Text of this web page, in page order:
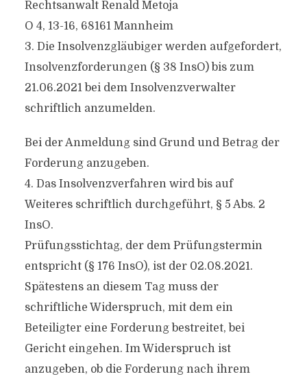
Rechtsanwalt Renald Metoja
O 4, 13-16, 68161 Mannheim
3. Die Insolvenzgläubiger werden aufgefordert,
Insolvenzforderungen (§ 38 InsO) bis zum
21.06.2021 bei dem Insolvenzverwalter
schriftlich anzumelden.
Bei der Anmeldung sind Grund und Betrag der
Forderung anzugeben.
4. Das Insolvenzverfahren wird bis auf
Weiteres schriftlich durchgeführt, § 5 Abs. 2
InsO.
Prüfungsstichtag, der dem Prüfungstermin
entspricht (§ 176 InsO), ist der 02.08.2021.
Spätestens an diesem Tag muss der
schriftliche Widerspruch, mit dem ein
Beteiligter eine Forderung bestreitet, bei
Gericht eingehen. Im Widerspruch ist
anzugeben, ob die Forderung nach ihrem